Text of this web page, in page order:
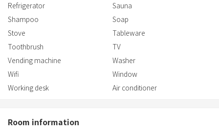
Refrigerator
Sauna
Shampoo
Soap
Stove
Tableware
Toothbrush
TV
Vending machine
Washer
Wifi
Window
Working desk
Air conditioner
Room information